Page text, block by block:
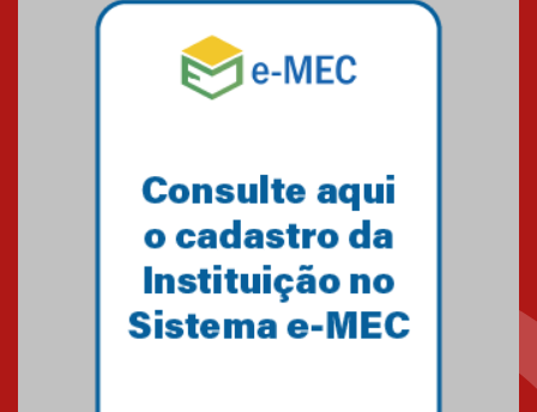
Mackenzie mobiliza campanha
solidária para apoiar famílias em
Minas Gerais
Primeiro culto do ano ressalta o
27.02.2026